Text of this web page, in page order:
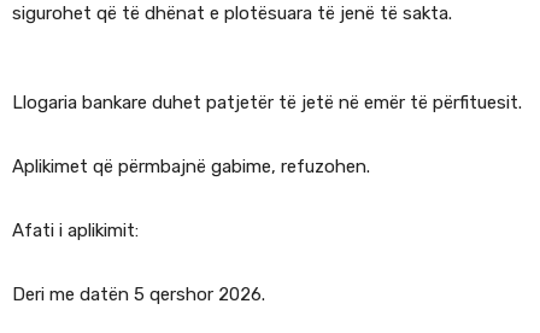
sigurohet që të dhënat e plotësuara të jenë të sakta.
Llogaria bankare duhet patjetër të jetë në emër të përfituesit.
Aplikimet që përmbajnë gabime, refuzohen.
Afati i aplikimit:
Deri me datën 5 qershor 2026.